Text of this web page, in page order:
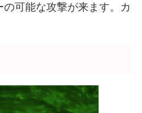
可能な攻撃が来ます。カ